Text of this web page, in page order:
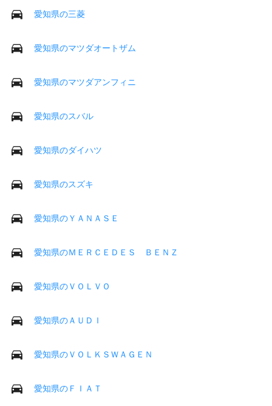
愛知県の三菱
愛知県のマツダオートザム
愛知県のマツダアンフィニ
愛知県のスバル
愛知県のダイハツ
愛知県のスズキ
愛知県のＹＡＮＡＳＥ
愛知県のＭＥＲＣＥＤＥＳ ＢＥＮＺ
愛知県のＶＯＬＶＯ
愛知県のＡＵＤＩ
愛知県のＶＯＬＫＳＷＡＧＥＮ
愛知県のＦＩＡＴ